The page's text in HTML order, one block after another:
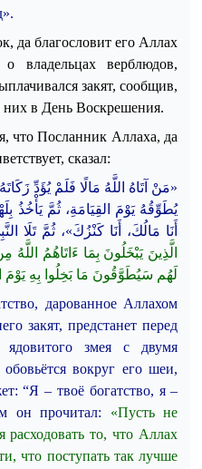
да благословит его Аллах
владельцах верблюдов,
закят, сообщив,
них в День Воскрешения.
что Посланник Аллаха, да
сказал:
«مَنْ آتَاهُ اللَّهُ مَالًا فَلَمْ يُؤَدِّ
يُطَوِّقُهُ يَوْمَ القِيَامَةِ، ثُمَّ يَأْخُذُ
أَنَا مَالُكَ، أَنَا كَنْزُكَ»، ثُمَّ تَلَا
الَّذِينَ يَبْخَلُونَ بِمَا ءَاتَاهُمُ اللَّهُ
لَهُم سَيُطَوَّقُونَ مَا بَخِلُوا بِهِ يَوْمَ
дарованное Аллахом
закят, предстанет перед
змея с двумя
вокруг его шеи,
“Я – твоё богатство, я –
он прочитал:
«Пусть не
расходовать то, что Аллах
что поступать так лучше